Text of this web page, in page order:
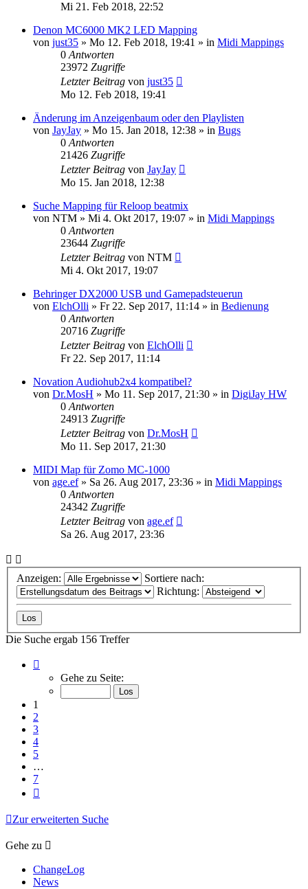
Mi 21. Feb 2018, 22:52
Denon MC6000 MK2 LED Mapping
von just35 » Mo 12. Feb 2018, 19:41 » in Midi Mappings
0 Antworten
23972 Zugriffe
Letzter Beitrag von just35
Mo 12. Feb 2018, 19:41
Änderung im Anzeigenbaum oder den Playlisten
von JayJay » Mo 15. Jan 2018, 12:38 » in Bugs
0 Antworten
21426 Zugriffe
Letzter Beitrag von JayJay
Mo 15. Jan 2018, 12:38
Suche Mapping für Reloop beatmix
von NTM » Mi 4. Okt 2017, 19:07 » in Midi Mappings
0 Antworten
23644 Zugriffe
Letzter Beitrag von NTM
Mi 4. Okt 2017, 19:07
Behringer DX2000 USB und Gamepadsteuerun
von ElchOlli » Fr 22. Sep 2017, 11:14 » in Bedienung
0 Antworten
20716 Zugriffe
Letzter Beitrag von ElchOlli
Fr 22. Sep 2017, 11:14
Novation Audiohub2x4 kompatibel?
von Dr.MosH » Mo 11. Sep 2017, 21:30 » in DigiJay HW
0 Antworten
24913 Zugriffe
Letzter Beitrag von Dr.MosH
Mo 11. Sep 2017, 21:30
MIDI Map für Zomo MC-1000
von age.ef» Sa 26. Aug 2017, 23:36 » in Midi Mappings
0 Antworten
24342 Zugriffe
Letzter Beitrag von age.ef
Sa 26. Aug 2017, 23:36
Anzeigen:
Sortiere nach:
Richtung:
Die Suche ergab 156 Treffer
von
Gehe zu Seite:
1
2
3
4
5
…
7
Zur erweiterten Suche
Gehe zu
ChangeLog
News